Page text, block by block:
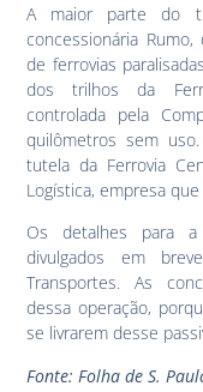
A maior parte do
concessionária
de ferrovias
dos trilhos da
controlada pela
quilômetros sem
tutela da Ferrovia
Logística, empresa
Os detalhes para
divulgados em
Transportes. As
dessa operação,
se livrarem desse
Fonte: Folha de S.